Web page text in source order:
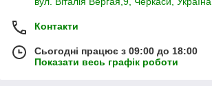
Контакти
Сьогодні працює з 09:00 до 18:00
Показати весь графік роботи